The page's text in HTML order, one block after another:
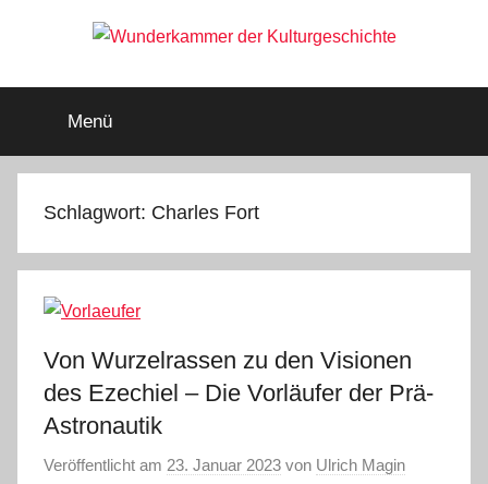
Wunderkammer
der
Kulturgeschichte
Geschichte
&
Archäologie
Menü
Schlagwort: Charles Fort
Von Wurzelrassen zu den Visionen
des Ezechiel – Die Vorläufer der Prä-
Astronautik
Veröffentlicht am 23. Januar 2023 von Ulrich Magin